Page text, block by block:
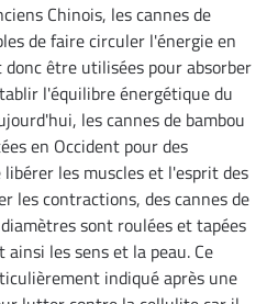
Chinois, les cannes de
de faire circuler l'énergie en
être utilisées pour absorber
l'équilibre énergétique du
les cannes de bambou
en Occident pour des
libérer les muscles et l'esprit des
les contractions, des cannes de
sont roulées et tapées
les sens et la peau. Ce
indiqué après une